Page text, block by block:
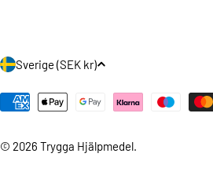
L
a
n
Sverige (SEK kr)
Betalningsmetoder
© 2026 Trygga Hjälpmedel.